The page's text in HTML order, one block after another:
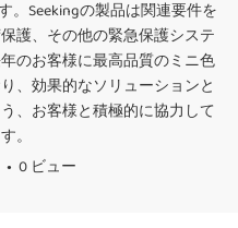
。Seekingの製品は関連要件を
護、その他の緊急保護システ
のお客様に最高品質のミニ色
、効果的なソリューションと
、お客様と積極的に協力して
。
0 ビュー